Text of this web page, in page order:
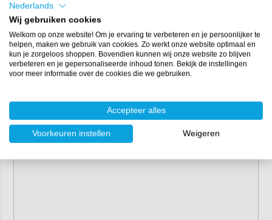
Nederlands
Wij gebruiken cookies
Welkom op onze website! Om je ervaring te verbeteren en je persoonlijker te
helpen, maken we gebruik van cookies. Zo werkt onze website optimaal en
kun je zorgeloos shoppen. Bovendien kunnen wij onze website zo blijven
verbeteren en je gepersonaliseerde inhoud tonen. Bekijk de instellingen
voor meer informatie over de cookies die we gebruiken.
Accepteer alles
Voorkeuren instellen Weigeren